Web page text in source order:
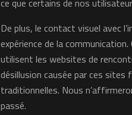
De plus, le contact visuel avec
expérience de la
utilisent les websites de
désillusion causée par ces
traditionnelles. Nous
passé.